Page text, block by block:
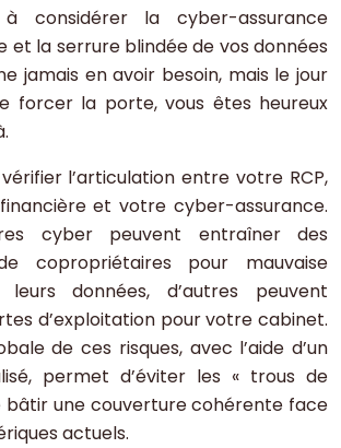
considérer la cyber-assurance
et la serrure blindée de vos données
jamais en avoir besoin, mais le jour
forcer la porte, vous êtes heureux
l’articulation entre votre RCP,
et votre cyber-assurance.
cyber peuvent entraîner des
copropriétaires pour mauvaise
données, d’autres peuvent
d’exploitation pour votre cabinet.
de ces risques, avec l’aide d’un
permet d’éviter les « trous de
bâtir une couverture cohérente face
actuels.